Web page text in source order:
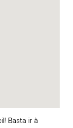
Basta ir à